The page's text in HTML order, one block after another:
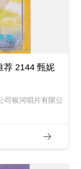
荐 2144 甄妮
司银河唱片有限公